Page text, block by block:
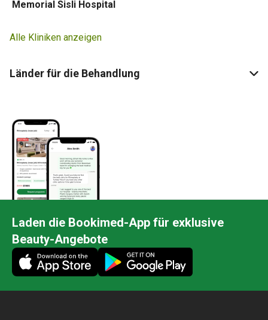
Memorial Sisli Hospital
Alle Kliniken anzeigen
Länder für die Behandlung
Laden die Bookimed-App für exklusive
Beauty-Angebote